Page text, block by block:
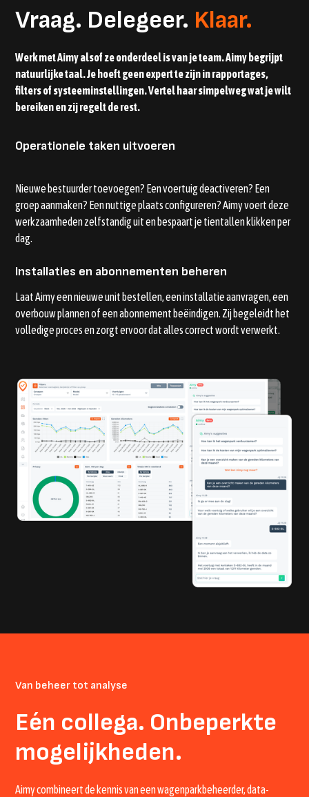
Vraag. Delegeer. Klaar.
Werk met Aimy alsof ze onderdeel is van je team. Aimy begrijpt
natuurlijke taal. Je hoeft geen expert te zijn in rapportages,
filters of systeeminstellingen. Vertel haar simpelweg wat je wilt
bereiken en zij regelt de rest.
Operationele taken uitvoeren
Nieuwe bestuurder toevoegen? Een voertuig deactiveren? Een
groep aanmaken? Een nuttige plaats configureren? Aimy voert deze
werkzaamheden zelfstandig uit en bespaart je tientallen klikken per
dag.
Installaties en abonnementen beheren
Laat Aimy een nieuwe unit bestellen, een installatie aanvragen, een
overbouw plannen of een abonnement beëindigen. Zij begeleidt het
volledige proces en zorgt ervoor dat alles correct wordt verwerkt.
Van beheer tot analyse
Eén collega. Onbeperkte
mogelijkheden.
Aimy combineert de kennis van een wagenparkbeheerder, data-